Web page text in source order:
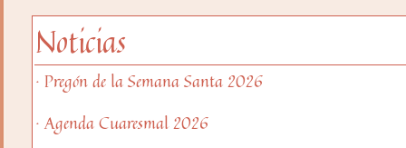
Noticias
· Pregón de la Semana Santa 2026
· Agenda Cuaresmal 2026